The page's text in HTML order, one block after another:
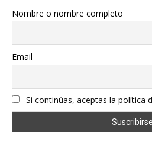
Nombre o nombre completo
Email
Si continúas, aceptas la política